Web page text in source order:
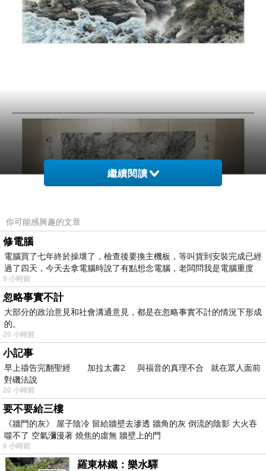
繼續閱讀
你可能感興趣的文章
修電腦
電腦買了七年終於操壞了，檢查後要換主機板，等叫貨到安裝完成已經
過了四天，今天去拿電腦時說了有點想念電腦，老闆問我是電腦重度
9 小時前
忽略事實不計
大部分的政治意見和社會溝通意見，都是在忽略事實不計的情況下形成
的。
20 小時前
小記事
早上禱告完翻聖經 加拉太書2 與福音的真理不合 就在眾人面前
對磯法說
20 小時前
要不要給三樓
《牆門的灰》 屋子陰冷 留給牆壁去滲透 牆角的灰 倒流的陰影 大火吞
噬不了 空氣瀰漫著 燒焦的虛無 牆壁上的門
6 小時前
羅東林鐵：樂水驛